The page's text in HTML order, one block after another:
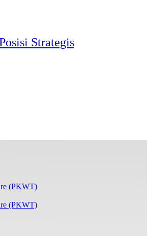
Strategis
(PKWT)